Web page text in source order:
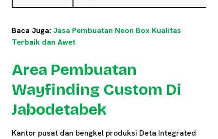
Baca Juga: Jasa Pembuatan Neon Box Kualitas
Terbaik dan Awet
Area Pembuatan
Wayfinding Custom Di
Jabodetabek
Kantor pusat dan bengkel produksi Deta Integrated